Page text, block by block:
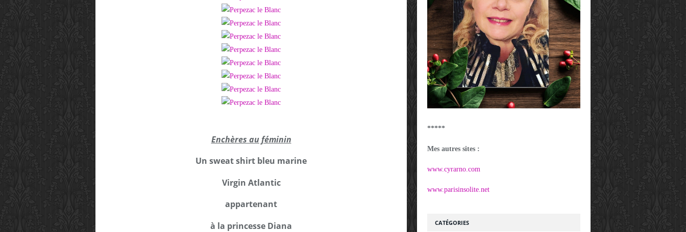
Enchères au féminin
Un sweat shirt bleu marine
Virgin Atlantic
appartenant
à la princesse Diana
CATÉGORIES
*****
Mes autres sites :
www.cyrarno.com
www.parisinsolite.net